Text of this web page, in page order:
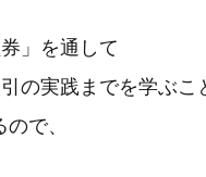
」を通して
の実践までを学ぶこ
で、